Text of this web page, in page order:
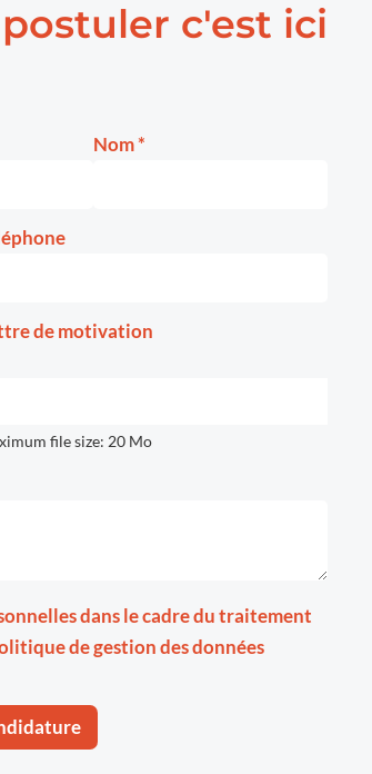
c'est ici
Nom*
de motivation
file size: 20 Mo
dans le cadre du traitement
de gestion des données